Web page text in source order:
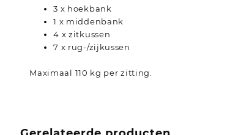
3 x hoekbank
1 x middenbank
4 x zitkussen
7 x rug-/zijkussen
Maximaal 110 kg per zitting.